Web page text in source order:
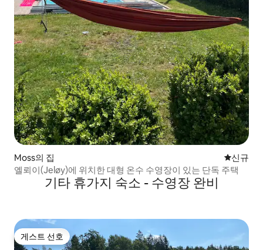
Moss의 집 신규 숙소
신규
옐뢰이(Jeløy)에 위치한 대형 온수 수영장이 있는 단독 주택
기타 휴가지 숙소 - 수영장 완비
게스트 선호
게스트 선호